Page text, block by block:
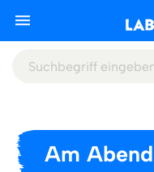
Am Abend